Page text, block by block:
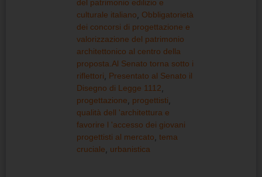
del patrimonio edilizio e
culturale italiano
Obbligatorietà
dei concorsi di progettazione e
valorizzazione del patrimonio
architettonico al centro della
proposta.Al Senato torna sotto i
riflettori
Presentato al Senato il
Disegno di Legge 1112
progettazione
progettisti
qualità dell 'architettura e
favorire l 'accesso dei giovani
progettisti al mercato tema
cruciale
urbanistica